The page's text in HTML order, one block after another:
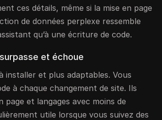
ces détails, même si la mise en page
de données perplexe ressemble
qu’à une écriture de code.
et échoue
installer et plus adaptables. Vous
à chaque changement de site. Ils
et langages avec moins de
utile lorsque vous suivez des